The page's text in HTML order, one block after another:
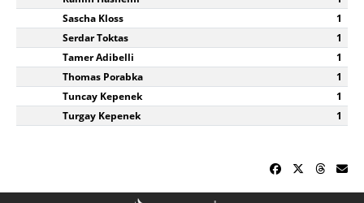
Sascha Kloss
1
Serdar Toktas
1
Tamer Adibelli
1
Thomas Porabka
1
Tuncay Kepenek
1
Turgay Kepenek
1